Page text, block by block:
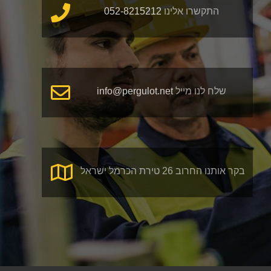
התקשרו אלינו052-8215212
שלח לנו מיילinfo@pergulot.net
בקר אותנו החרוב 26 טירת הכרמל ישראל